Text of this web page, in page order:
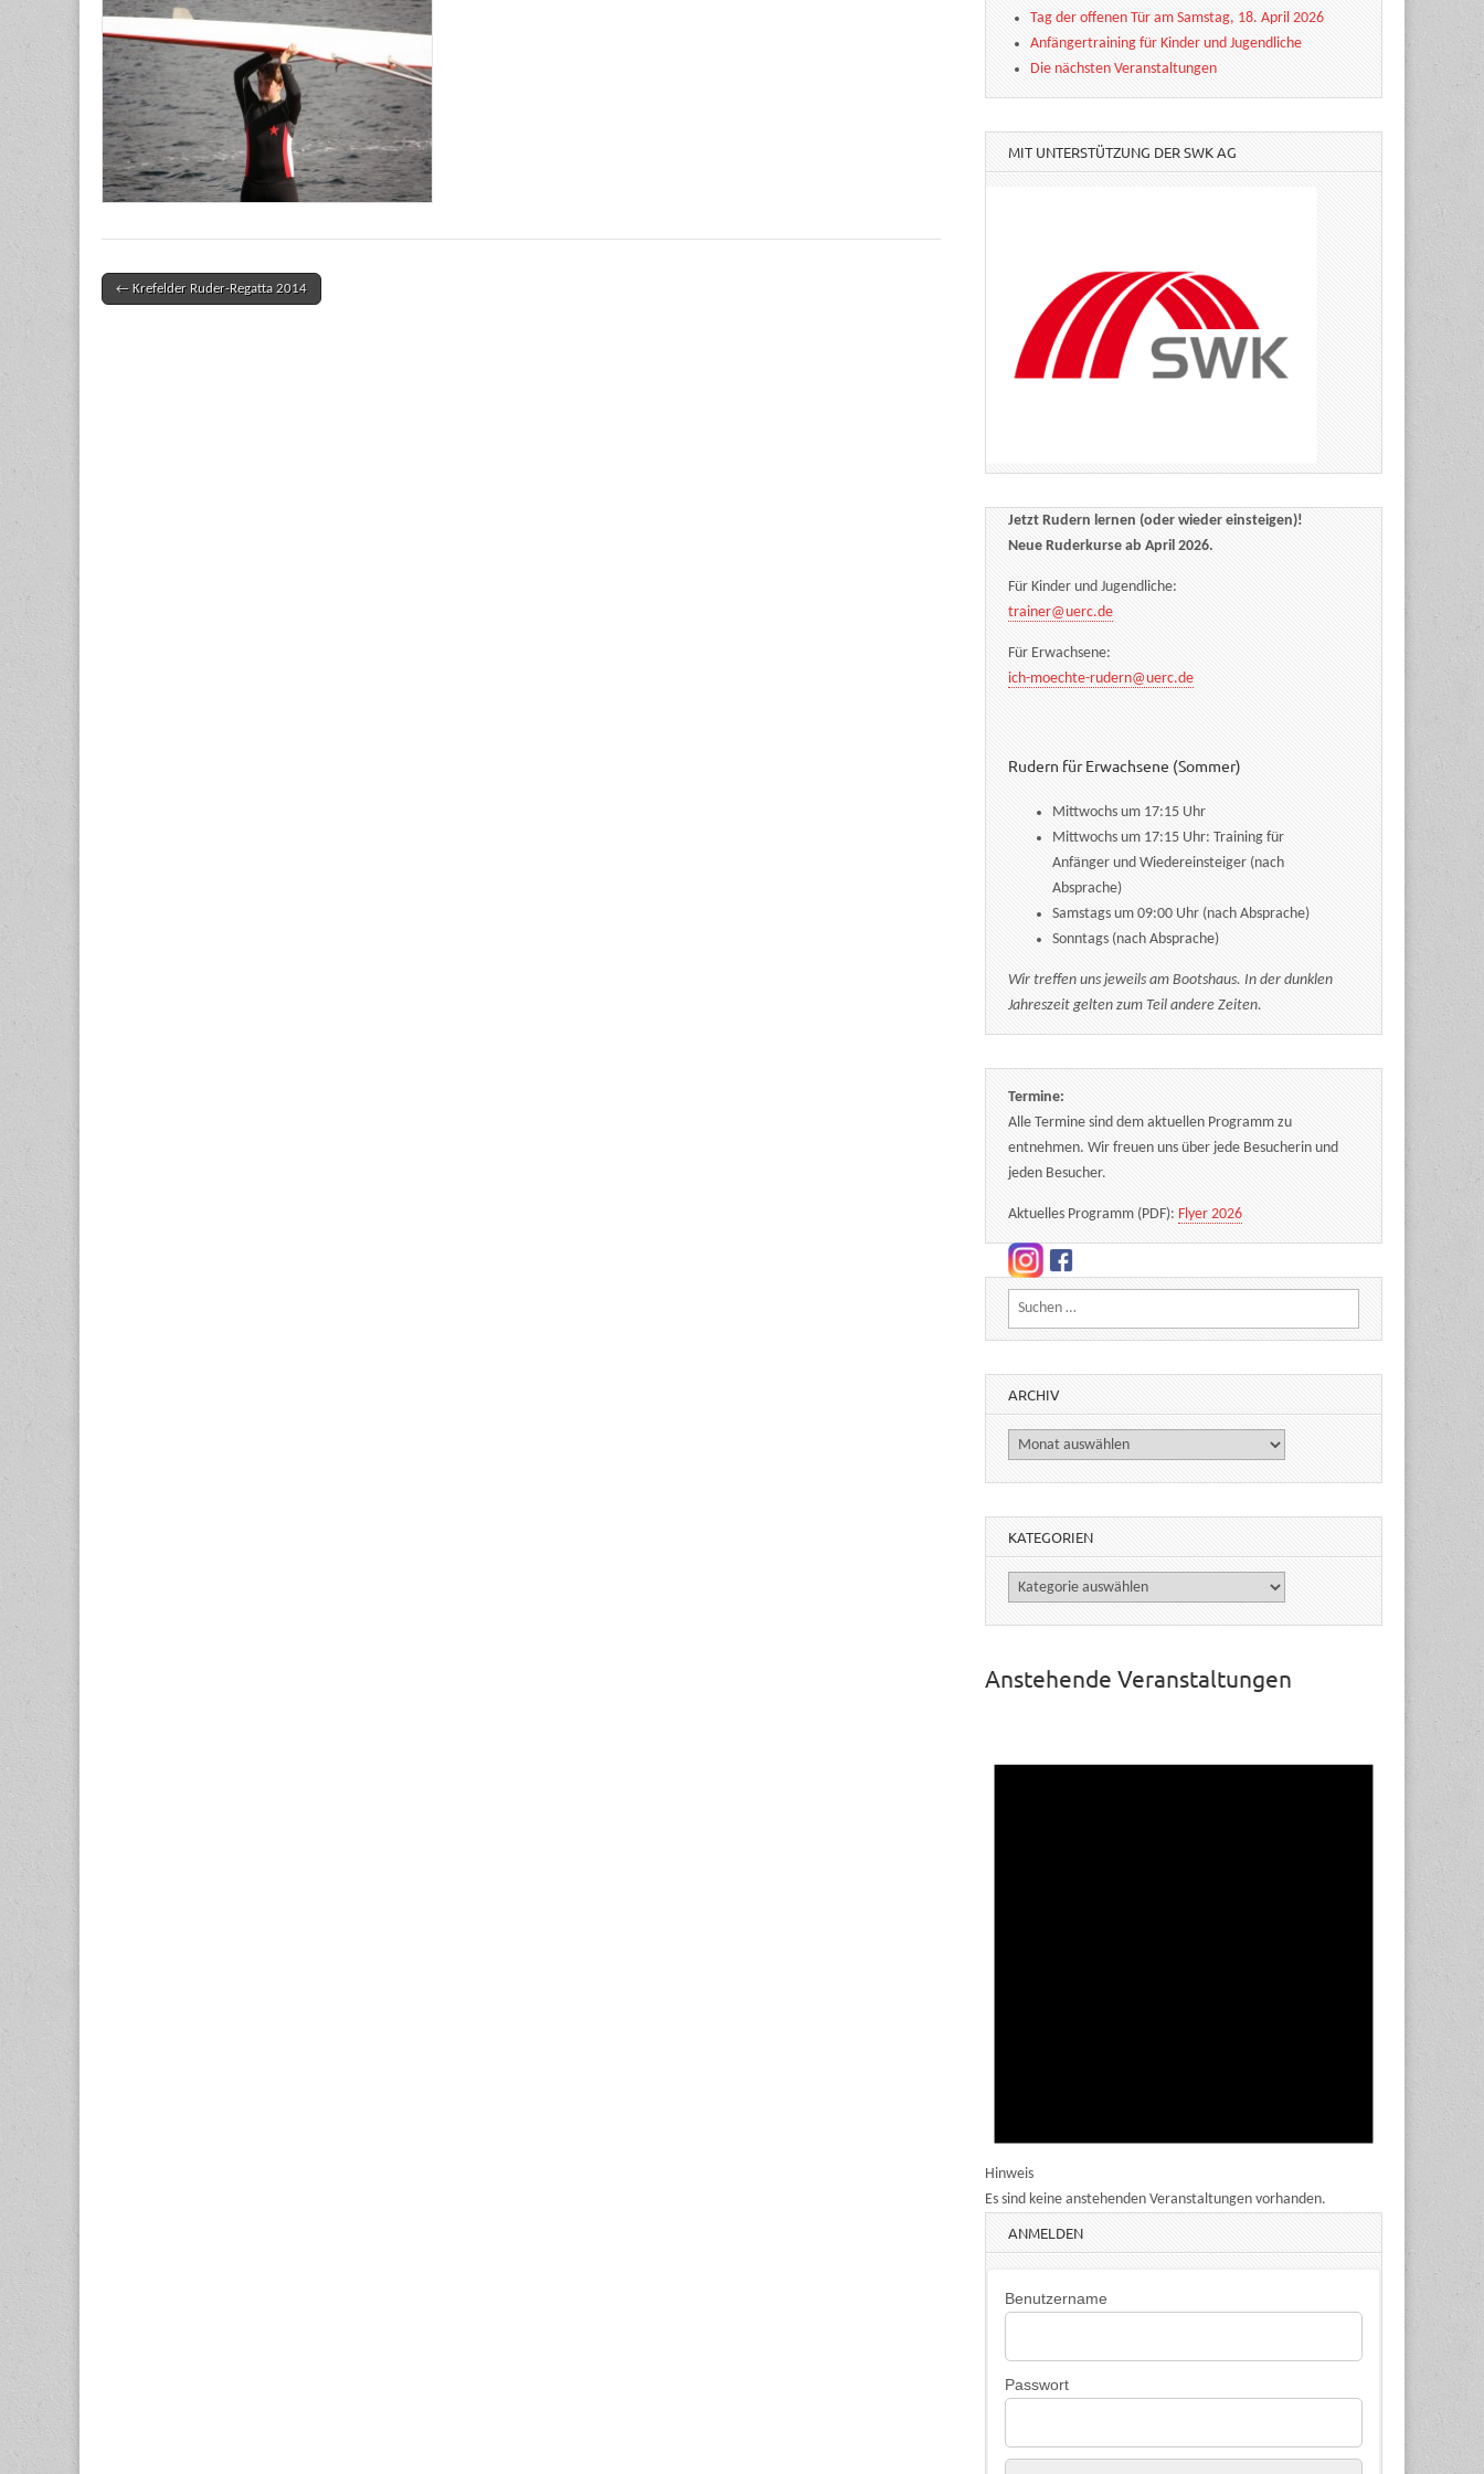
Post navigation
← Krefelder Ruder-Regatta 2014
Tag der offenen Tür am Samstag, 18. April 2026
Anfängertraining für Kinder und Jugendliche
Die nächsten Veranstaltungen
MIT UNTERSTÜTZUNG DER SWK AG
Jetzt Rudern lernen (oder wieder einsteigen)!
Neue Ruderkurse ab April 2026.
Für Kinder und Jugendliche:
trainer@uerc.de
Für Erwachsene:
ich-moechte-rudern@uerc.de
Rudern für Erwachsene (Sommer)
Mittwochs um 17:15 Uhr
Mittwochs um 17:15 Uhr: Training für
Anfänger und Wiedereinsteiger (nach
Absprache)
Samstags um 09:00 Uhr (nach Absprache)
Sonntags (nach Absprache)
Wir treffen uns jeweils am Bootshaus. In der dunklen
Jahreszeit gelten zum Teil andere Zeiten.
Termine:
Alle Termine sind dem aktuellen Programm zu
entnehmen. Wir freuen uns über jede Besucherin und
jeden Besucher.
Aktuelles Programm (PDF):Flyer 2026
Suchen nach:
ARCHIV
Archiv
KATEGORIEN
Kategorien
Anstehende Veranstaltungen
Hinweis
Es sind keine anstehenden Veranstaltungen vorhanden.
ANMELDEN
Benutzername
Passwort